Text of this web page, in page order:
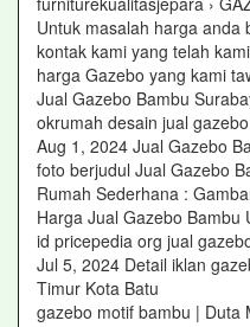
Untuk masalah harga anda
kontak kami yang telah
harga Gazebo yang kami
Jual Gazebo Bambu
okrumah desain jual
Aug 1, 2024 Jual Gazebo
foto berjudul Jual Gazebo
Rumah Sederhana :
Harga Jual Gazebo Bambu
id pricepedia org jual
Jul 5, 2024 Detail iklan
Timur Kota Batu
gazebo motif bambu | Duta